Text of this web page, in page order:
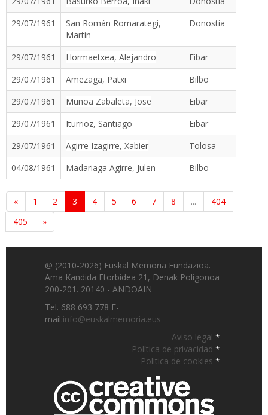
29/07/1961
San Román Romarategi,
Martin
Donostia
29/07/1961 Hormaetxea, Alejandro
Eibar
29/07/1961
Amezaga, Patxi
Bilbo
29/07/1961
Muñoa Zabaleta, Jose
Eibar
29/07/1961
Iturrioz, Santiago
Eibar
29/07/1961
Agirre Izagirre, Xabier
Tolosa
04/08/1961
Madariaga Agirre, Julen Bilbo
« 1 2 3 4 5 6 7 8 ...
404
405
»
@ (2010-2026) Euskal Memoria Fundazioa.
Ama Kandida Etorbidea 21, Denak Poligonoa
200-201. 20140 - ANDOAIN
Tel. 688 693 778 E-
mail:info@euskalmemoria.eus
Aviso legal *
Política de privacidad *
Politica de cookies *